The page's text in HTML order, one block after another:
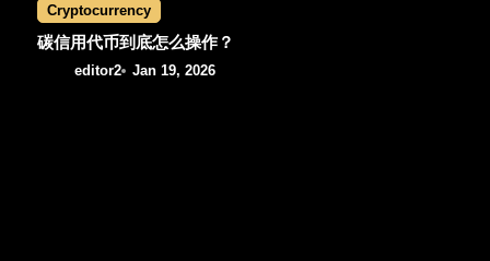
o
Cryptocurrency
碳信用代币到底怎么操作？
editor2 Jan 19, 2026